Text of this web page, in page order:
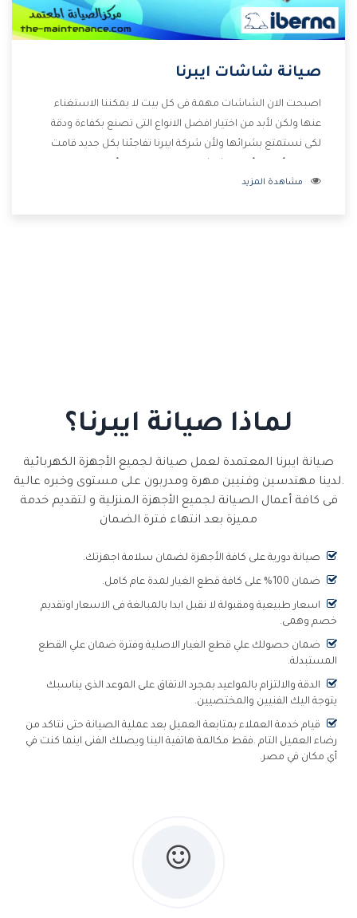
صيانة شاشات ايبرنا
اصبحت الان الشاشات مهمة فى كل بيت لا يمكننا الاستغناء
عنها ولكن لأبد من اختيار افضل الانواع التى تصنع بكفاءة ودقة
لكى نستمتع بشرائها ولأن شركة ايبرنا تفاجئنا بكل جديد قامت
والإمكانيات المختلفة وأيضا تتوفر بأفضل الاسعار المختلفة
مشاهدة المزيد
لماذا صيانة ايبرنا؟
صيانة ايبرنا المعتمدة لعمل صيانة لجميع الأجهزة الكهربائية
.لدينا مهندسين وفنيين مهرة ومدربون على مستوى وخبره عالية
فى كافة أعمال الصيانة لجميع الأجهزة المنزلية و لتقديم خدمة
مميزة بعد انتهاء فترة الضمان
صيانة دورية على كافة الأجهزة لضمان سلامة اجهزتك.
ضمان 100% على كافة قطع الغيار لمدة عام كامل.
اسعار طبيعية ومقبولة لا نقبل ابدا بالمبالغة فى الاسعار اوتقديم
خصم وهمى.
ضمان حصولك علي قطع الغيار الاصلية وفترة ضمان علي القطع
المستبدلة.
الدقة والالتزام بالمواعيد بمجرد الاتفاق على الموعد الذى يناسبك
يتوجة اليك الفنيين والمختصيين.
قيام خدمة العملاء بمتابعة العميل بعد عملية الصيانة حتى نتاكد من
رضاء العميل التام .فقط مكالمة هاتفية الينا ويصلك الفنى اينما كنت في
أي مكان في مصر.